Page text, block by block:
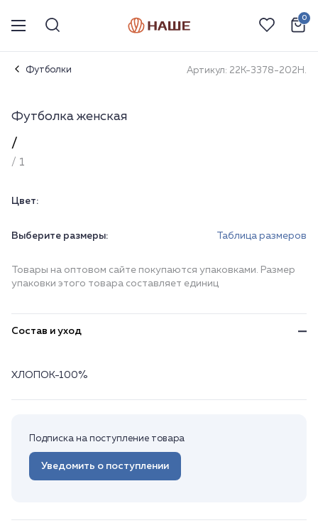
0
Футболки Артикул: 22К-3378-202Н.
Футболка женская
/
/ 1
Цвет:
Выберите размеры: Таблица размеров
Товары на оптовом сайте покупаются упаковками. Размер
упаковки этого товара составляет единиц
Состав и уход
ХЛОПОК-100%
Подписка на поступление товара
Уведомить о поступлении